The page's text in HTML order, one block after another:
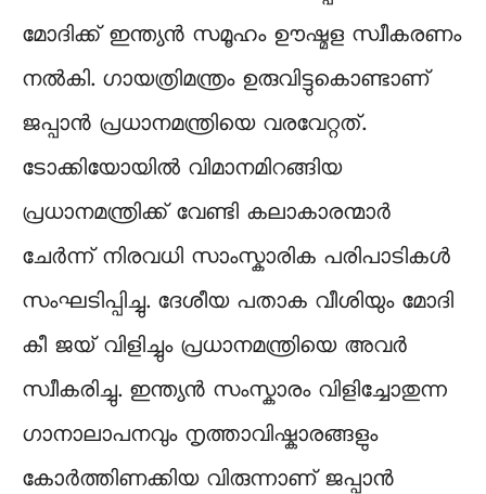
മോദിക്ക് ഇന്ത്യൻ സമൂഹം ഊഷ്മള സ്വീകരണം
നൽകി. ഗായത്രിമന്ത്രം ഉരുവിട്ടുകൊണ്ടാണ്
ജപ്പാൻ പ്രധാനമന്ത്രിയെ വരവേറ്റത്.
ടോക്കിയോയിൽ വിമാനമിറങ്ങിയ
പ്രധാനമന്ത്രിക്ക് വേണ്ടി കലാകാരന്മാർ
ചേർന്ന് നിരവധി സാംസ്കാരിക പരിപാടികൾ
സംഘടിപ്പിച്ചു. ദേശീയ പതാക വീശിയും മോദി
കീ ജയ് വിളിച്ചും പ്രധാനമന്ത്രിയെ അവർ
സ്വീകരിച്ചു. ഇന്ത്യൻ സംസ്കാരം വിളിച്ചോതുന്ന ​
ഗാനാലാപനവും നൃത്താവിഷ്കാരങ്ങളും
കോർത്തിണക്കിയ വിരുന്നാണ് ജപ്പാൻ